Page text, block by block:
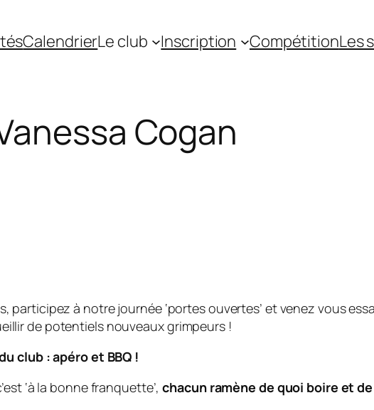
CalendrierLe club Inscription CompétitionLes
Cogan
à notre journée ‘portes ouvertes’ et venez vous
de potentiels nouveaux grimpeurs !
club : apéro et BBQ !
‘à la bonne franquette’,chacun ramène de quoi boire et